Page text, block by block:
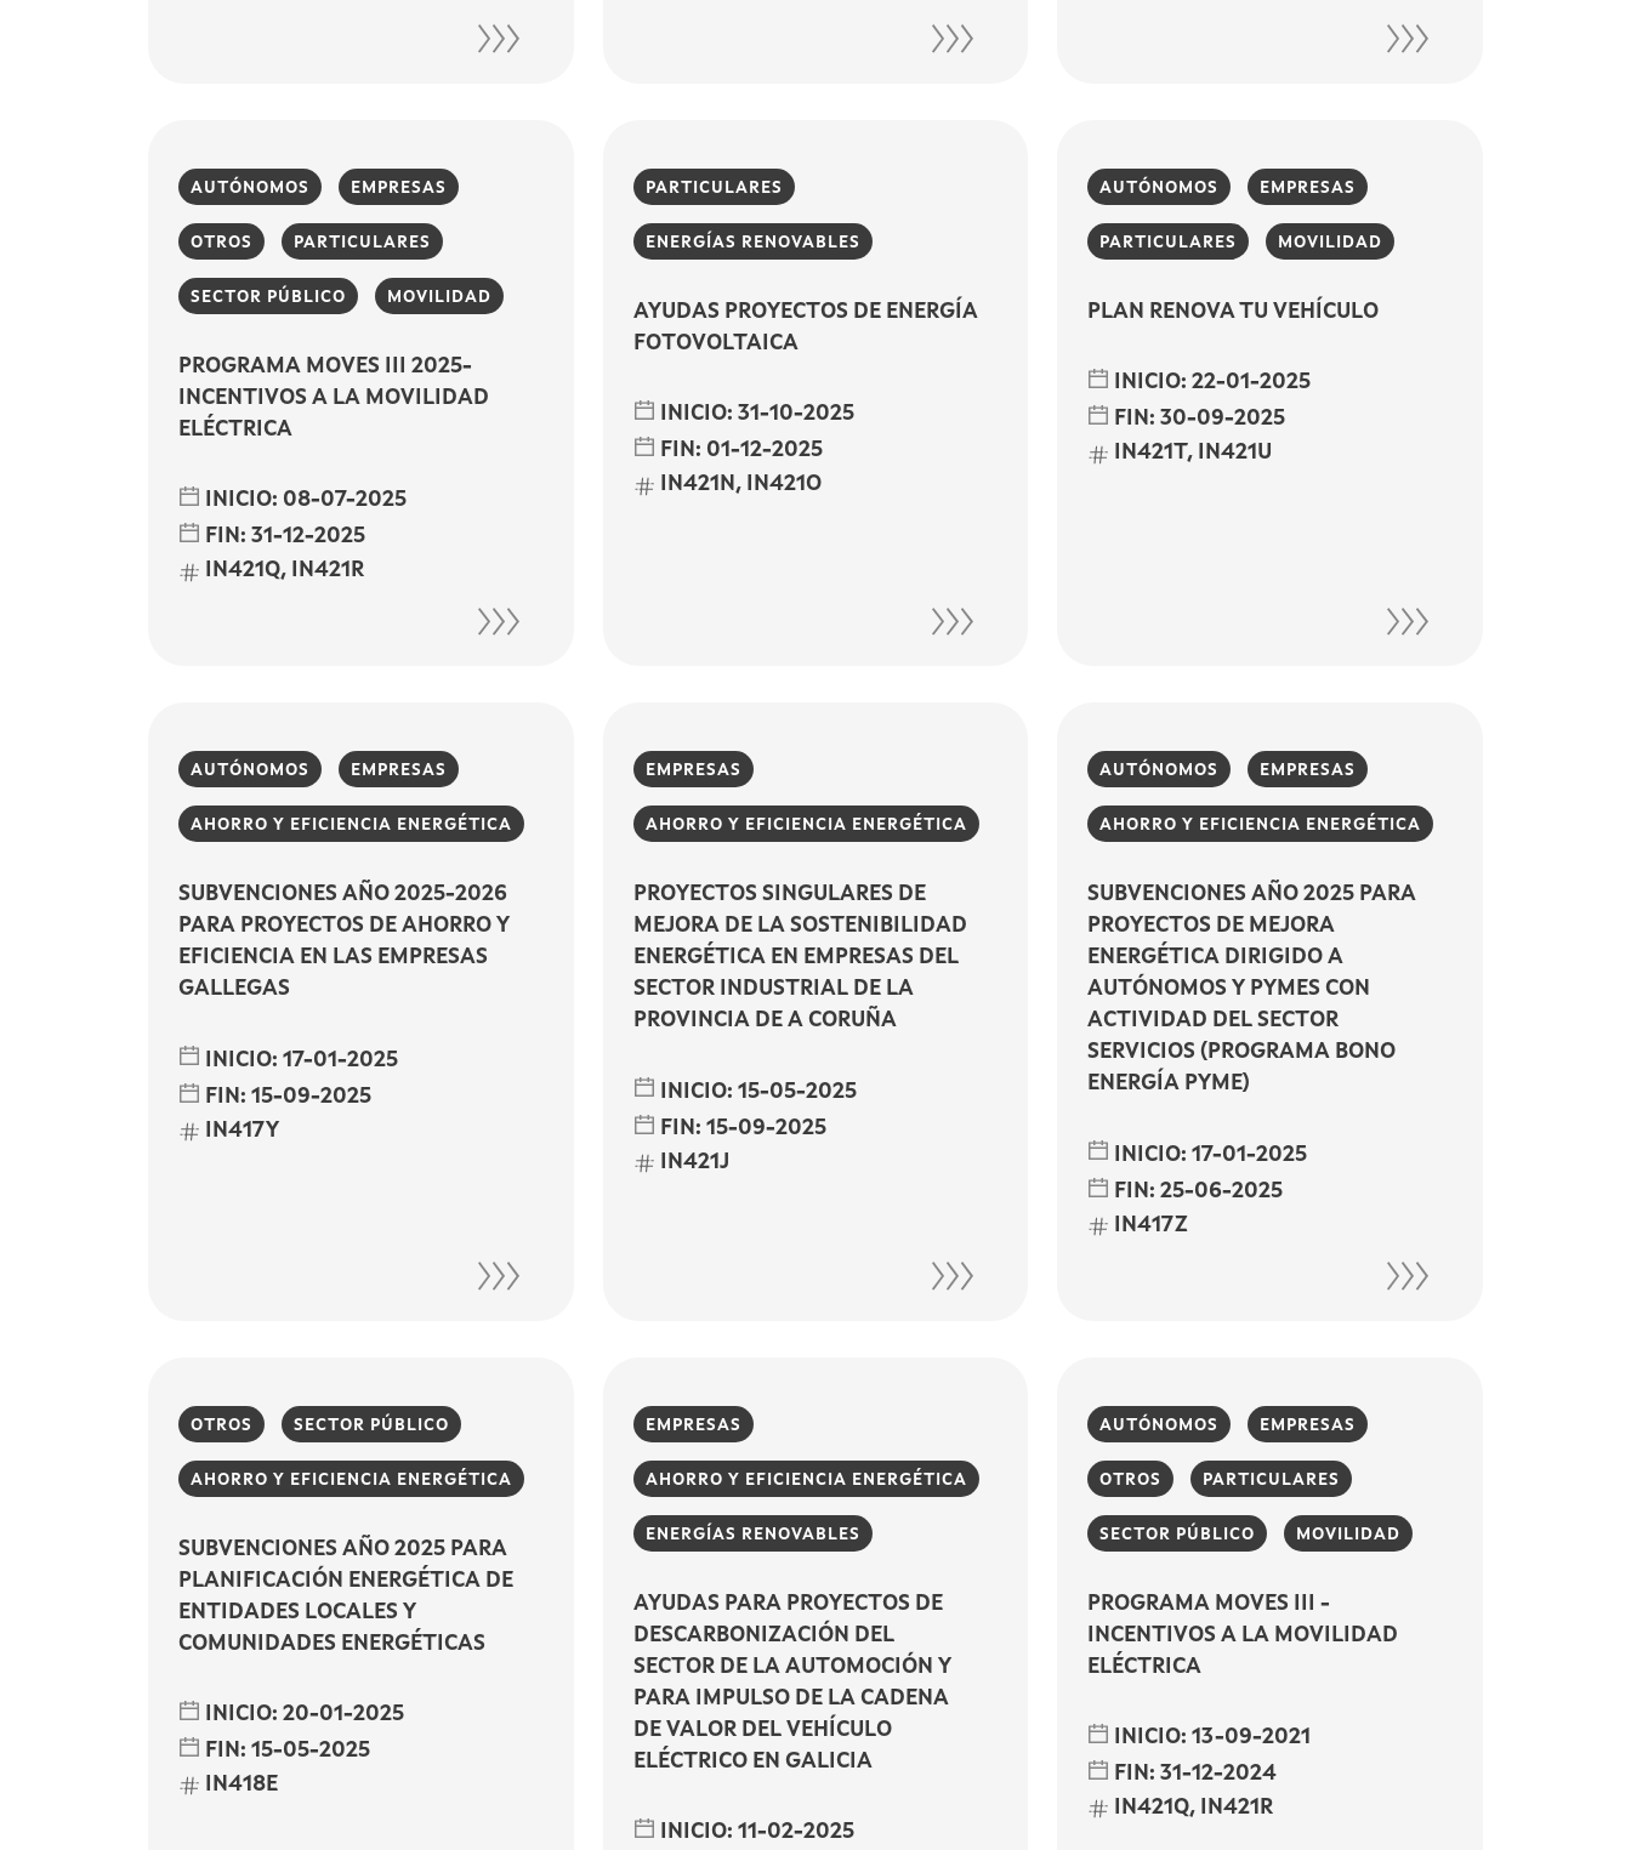
AUTÓNOMOS EMPRESAS
OTROS PARTICULARES
SECTOR PÚBLICO MOVILIDAD
PROGRAMA MOVES III 2025-
INCENTIVOS A LA MOVILIDAD
ELÉCTRICA
INICIO: 08-07-2025
FIN: 31-12-2025
IN421Q, IN421R
PARTICULARES
ENERGÍAS RENOVABLES
AYUDAS PROYECTOS DE ENERGÍA
FOTOVOLTAICA
INICIO: 31-10-2025
FIN: 01-12-2025
IN421N, IN421O
AUTÓNOMOS EMPRESAS
PARTICULARES MOVILIDAD
PLAN RENOVA TU VEHÍCULO
INICIO:22-01-2025
FIN:30-09-2025
IN421T, IN421U
AUTÓNOMOS EMPRESAS
AHORRO Y EFICIENCIA ENERGÉTICA
SUBVENCIONES AÑO 2025-2026
PARA PROYECTOS DE AHORRO Y
EFICIENCIA EN LAS EMPRESAS
GALLEGAS
INICIO: 17-01-2025
FIN: 15-09-2025
IN417Y
EMPRESAS
AHORRO Y EFICIENCIA ENERGÉTICA
PROYECTOS SINGULARES DE
MEJORA DE LA SOSTENIBILIDAD
ENERGÉTICA EN EMPRESAS DEL
SECTOR INDUSTRIAL DE LA
PROVINCIA DE A CORUÑA
INICIO: 15-05-2025
FIN: 15-09-2025
IN421J
AUTÓNOMOS EMPRESAS
AHORRO Y EFICIENCIA ENERGÉTICA
SUBVENCIONES AÑO 2025 PARA
PROYECTOS DE MEJORA
ENERGÉTICA DIRIGIDO A
AUTÓNOMOS Y PYMES CON
ACTIVIDAD DEL SECTOR
SERVICIOS (PROGRAMA BONO
ENERGÍA PYME)
INICIO:17-01-2025
FIN:25-06-2025
IN417Z
OTROS SECTOR PÚBLICO
AHORRO Y EFICIENCIA ENERGÉTICA
SUBVENCIONES AÑO 2025 PARA
PLANIFICACIÓN ENERGÉTICA DE
ENTIDADES LOCALES Y
COMUNIDADES ENERGÉTICAS
INICIO: 20-01-2025
FIN: 15-05-2025
IN418E
EMPRESAS
AHORRO Y EFICIENCIA ENERGÉTICA
ENERGÍAS RENOVABLES
AYUDAS PARA PROYECTOS DE
DESCARBONIZACIÓN DEL
SECTOR DE LA AUTOMOCIÓN Y
PARA IMPULSO DE LA CADENA
DE VALOR DEL VEHÍCULO
ELÉCTRICO EN GALICIA
INICIO: 11-02-2025
AUTÓNOMOS EMPRESAS
OTROS PARTICULARES
SECTOR PÚBLICO MOVILIDAD
PROGRAMA MOVES III -
INCENTIVOS A LA MOVILIDAD
ELÉCTRICA
INICIO:13-09-2021
FIN:31-12-2024
IN421Q, IN421R